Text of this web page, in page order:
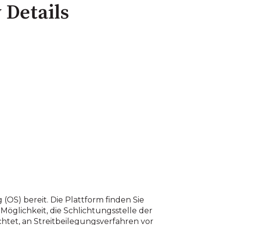
Details
bereit. Die Plattform finden Sie
die Schlichtungsstelle der
an Streitbeilegungsverfahren vor